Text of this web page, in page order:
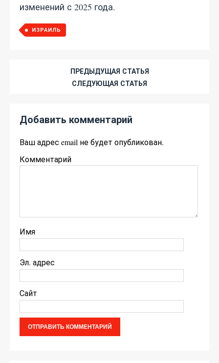
изменений с 2025 года.
ИЗРАИЛЬ
ПРЕДЫДУЩАЯ СТАТЬЯ
СЛЕДУЮЩАЯ СТАТЬЯ
Добавить комментарий
Ваш адрес email не будет опубликован.
Комментарий
Имя
Эл. адрес
Сайт